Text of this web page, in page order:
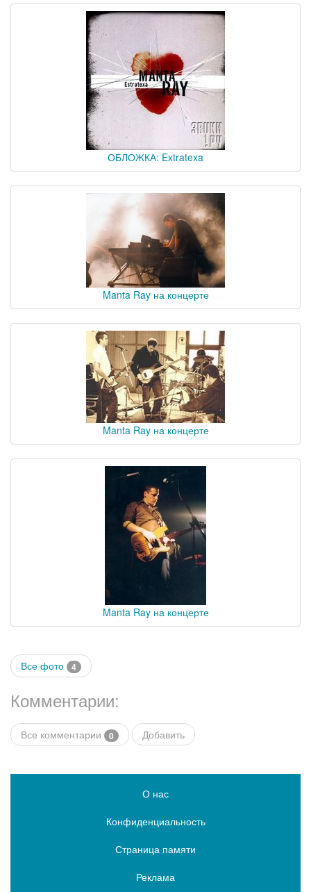
ОБЛОЖКА: Extratexa
Manta Ray на концерте
Manta Ray на концерте
Manta Ray на концерте
Все фото 4
Комментарии:
Все комментарии 0 Добавить
О нас
Конфиденциальность
Страница памяти
Реклама